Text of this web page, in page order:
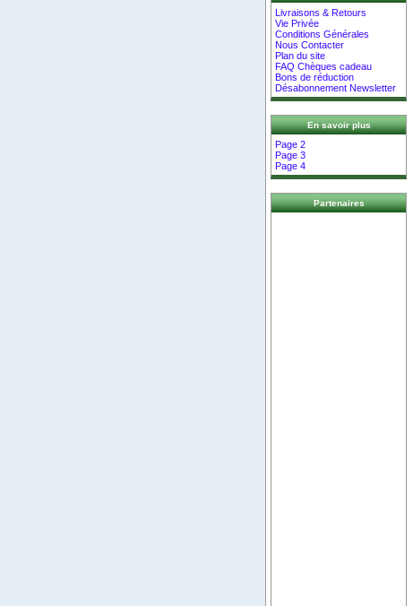
Livraisons & Retours
Vie Privée
Conditions Générales
Nous Contacter
Plan du site
FAQ Chèques cadeau
Bons de réduction
Désabonnement Newsletter
En savoir plus
Page 2
Page 3
Page 4
Partenaires